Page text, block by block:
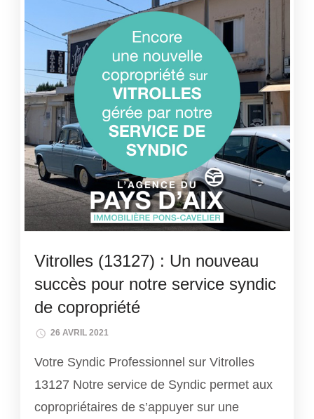
Vitrolles (13127) : Un nouveau
succès pour notre service syndic
de copropriété
26 AVRIL 2021
Votre Syndic Professionnel sur Vitrolles
13127 Notre service de Syndic permet aux
copropriétaires de s’appuyer sur une